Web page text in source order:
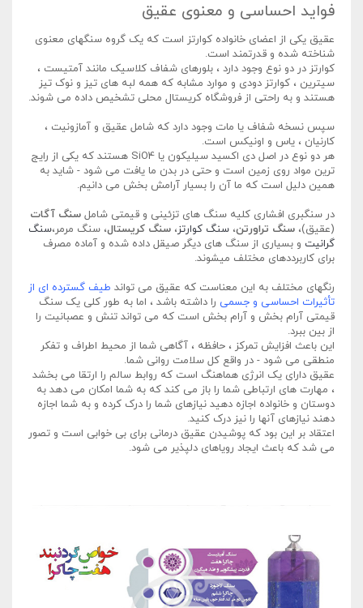
فواید احساسی و معنوی عقیق
عقیق یکی از اعضای خانواده کوارتز است که یک گروه سنگهای معنوی
شناخته شده و قدرتمند است.
کوارتز در دو نوع وجود دارد ، بلورهای شفاف کلاسیک مانند آمتیست ،
سیترین ، کوارتز دودی و موارد مشابه که همه لبه های تیز و نوک تیز
هستند و به راحتی از فروشگاه کریستال محلی تشخیص داده می شوند.
سپس نسخه شفاف یا مات وجود دارد که شامل عقیق و آمازونیت ،
کارنیان ، یاس و اونیکس است.
هر دو نوع در اصل دی اکسید سیلیکون یا SiO4 هستند که یکی از رایج
ترین مواد روی زمین است و حتی در بدن ما یافت می شود - شاید به
همین دلیل است که ما آن را بسیار آرامش بخش می دانیم.
در سنگبری افشاری کلیه سنگ های تزئینی و قیمتی شامل سنگ آگات
(عقیق)، سنگ تراورتن، سنگ کوارتز، سنگ کریستال، سنگ مرمر،سنگ
گرانیت و بسیاری از سنگ های دیگر صیقل داده شده و آماده مصرف
برای کاربرددهای مختلف میشوند.
رنگهای مختلف به این معناست که عقیق می تواند طیف گسترده ای از
تأثیرات احساسی و جسمی را داشته باشد ، اما به طور کلی یک سنگ
قیمتی آرام بخش و آرام بخش است که می تواند تنش و عصبانیت را
از بین ببرد.
این باعث افزایش تمرکز ، حافظه ، آگاهی شما از محیط اطراف و تفکر
منطقی می شود - در واقع کل سلامت روانی شما.
عقیق دارای یک انرژی هماهنگ است که روابط سالم را ارتقا می بخشد
، مهارت های ارتباطی شما را باز می کند که به شما امکان می دهد به
دوستان و خانواده اجازه دهید نیازهای شما را درک کرده و به شما اجازه
دهند نیازهای آنها را نیز درک کنید.
اعتقاد بر این بود که پوشیدن عقیق درمانی برای بی خوابی است و تصور
می شد که باعث ایجاد رویاهای دلپذیر می شود.